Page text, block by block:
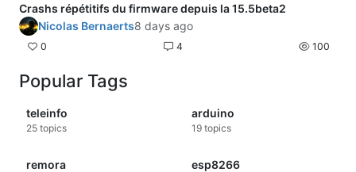
Crashs répétitifs du firmware depuis la 15.5beta2
Nicolas Bernaerts8 days ago
0 4 100
Popular Tags
teleinfo
25 topics
arduino
19 topics
remora esp8266